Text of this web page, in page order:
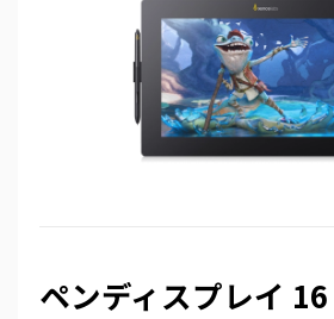
ペンディスプレイ